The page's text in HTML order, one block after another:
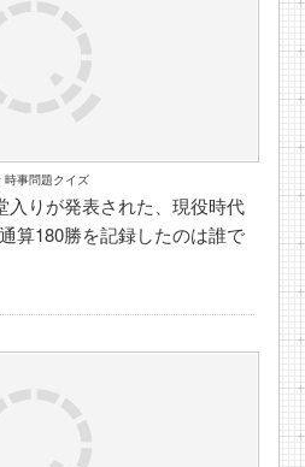
事問題クイズ
入りが発表された、現役時代
算180勝を記録したのは誰で